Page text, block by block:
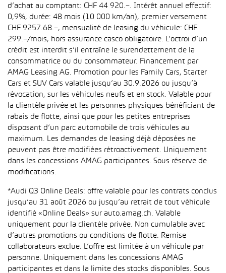
d’achat au comptant: CHF 44 920.–. Intérêt annuel effectif:
0,9%, durée: 48 mois (10 000 km/an), premier versement
CHF 9257.68.–, mensualité de leasing du véhicule: CHF
299.–/mois, hors assurance casco obligatoire. L’octroi d’un
crédit est interdit s’il entraîne le surendettement de la
consommatrice ou du consommateur. Financement par
AMAG Leasing AG. Promotion pour les Family Cars, Starter
Cars et SUV Cars valable jusqu’au 30.9.2026 ou jusqu’à
révocation, sur les véhicules neufs et en stock. Valable pour
la clientèle privée et les personnes physiques bénéficiant de
rabais de flotte, ainsi que pour les petites entreprises
disposant d’un parc automobile de trois véhicules au
maximum. Les demandes de leasing déjà déposées ne
peuvent pas être modifiées rétroactivement. Uniquement
dans les concessions AMAG participantes. Sous réserve de
modifications.
*Audi Q3 Online Deals: offre valable pour les contrats conclus
jusqu’au 31 août 2026 ou jusqu’au retrait de tout véhicule
identifié «Online Deals» sur auto.amag.ch. Valable
uniquement pour la clientèle privée. Non cumulable avec
d’autres promotions ou conditions de flotte. Remise
collaborateurs exclue. L’offre est limitée à un véhicule par
personne. Uniquement dans les concessions AMAG
participantes et dans la limite des stocks disponibles. Sous